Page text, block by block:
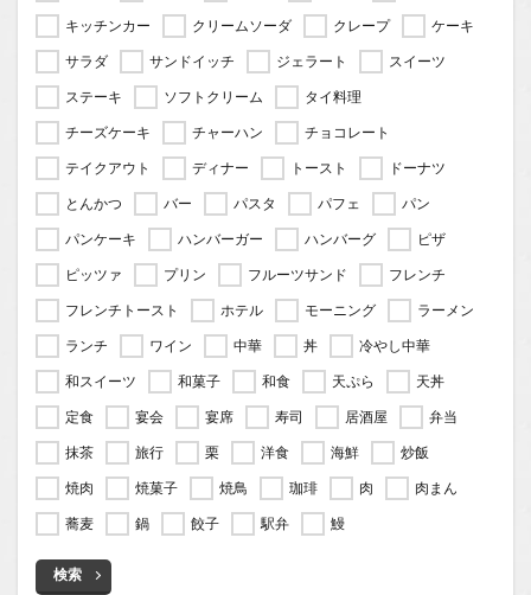
キッチンカー
クリームソーダ クレープ
ケーキ
サラダ
サンドイッチ ジェラート
スイーツ
ステーキ
ソフトクリーム
タイ料理
チーズケーキ
チャーハン
チョコレート
テイクアウト
ディナー トースト
ドーナツ
とんかつ
バー パスタ パフェ
パン
パンケーキ
ハンバーガー ハンバーグ
ピザ
ピッツァ
プリン フルーツサンド
フレンチ
フレンチトースト
ホテル モーニング
ラーメン
ランチ
ワイン 中華 丼
冷やし中華
和スイーツ
和菓子 和食 天ぷら
天丼
定食
宴会 宴席 寿司 居酒屋
弁当
抹茶
旅行 栗 洋食 海鮮
炒飯
焼肉
焼菓子 焼鳥 珈琲 肉
肉まん
蕎麦
鍋 餃子 駅弁 鰻
検索